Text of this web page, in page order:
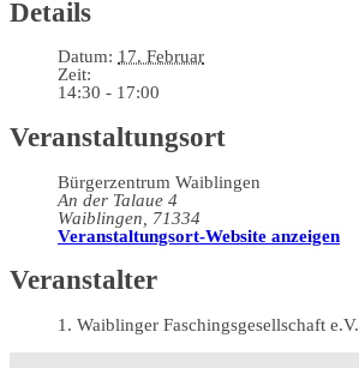
Details
Datum: 17. Februar
Zeit:
14:30 - 17:00
Veranstaltungsort
Bürgerzentrum Waiblingen
An der Talaue 4
Waiblingen
71334
Veranstaltungsort-Website anzeigen
Veranstalter
1. Waiblinger Faschingsgesellschaft e.V.